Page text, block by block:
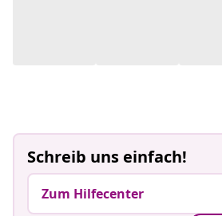
Schreib uns einfach!
Zum Hilfecenter